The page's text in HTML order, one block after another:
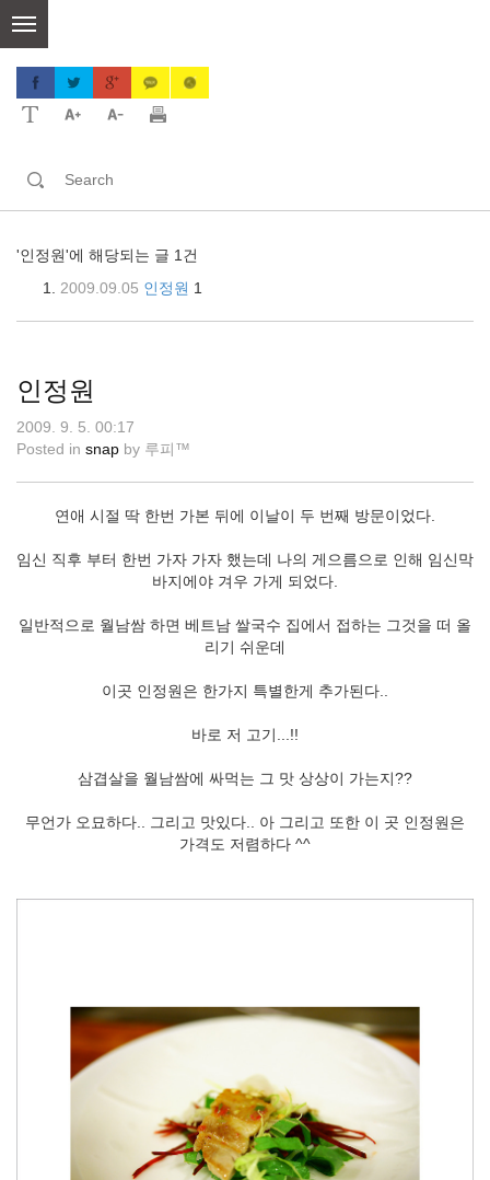
content
'인정원'에 해당되는 글 1건
2009.09.05 인정원 1
인정원
2009. 9. 5. 00:17
Posted in snap by 루피™
연애 시절 딱 한번 가본 뒤에 이날이 두 번째 방문이었다.
임신 직후 부터 한번 가자 가자 했는데 나의 게으름으로 인해 임신막
바지에야 겨우 가게 되었다.
일반적으로 월남쌈 하면 베트남 쌀국수 집에서 접하는 그것을 떠 올
리기 쉬운데
이곳 인정원은 한가지 특별한게 추가된다..
바로 저 고기...!!
삼겹살을 월남쌈에 싸먹는 그 맛 상상이 가는지??
무언가 오묘하다.. 그리고 맛있다.. 아 그리고 또한 이 곳 인정원은
가격도 저렴하다 ^^